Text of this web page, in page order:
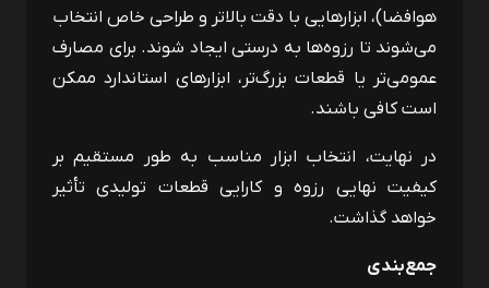
هوافضا)، ابزارهایی با دقت بالاتر و طراحی خاص انتخاب
می‌شوند تا رزوه‌ها به ‌درستی ایجاد شوند. برای مصارف
عمومی‌تر یا قطعات بزرگ‌تر، ابزارهای استاندارد ممکن
است کافی باشند.
در نهایت، انتخاب ابزار مناسب به ‌طور مستقیم بر
کیفیت نهایی رزوه و کارایی قطعات تولیدی تأثیر
خواهد گذاشت.
جمع‌بندی